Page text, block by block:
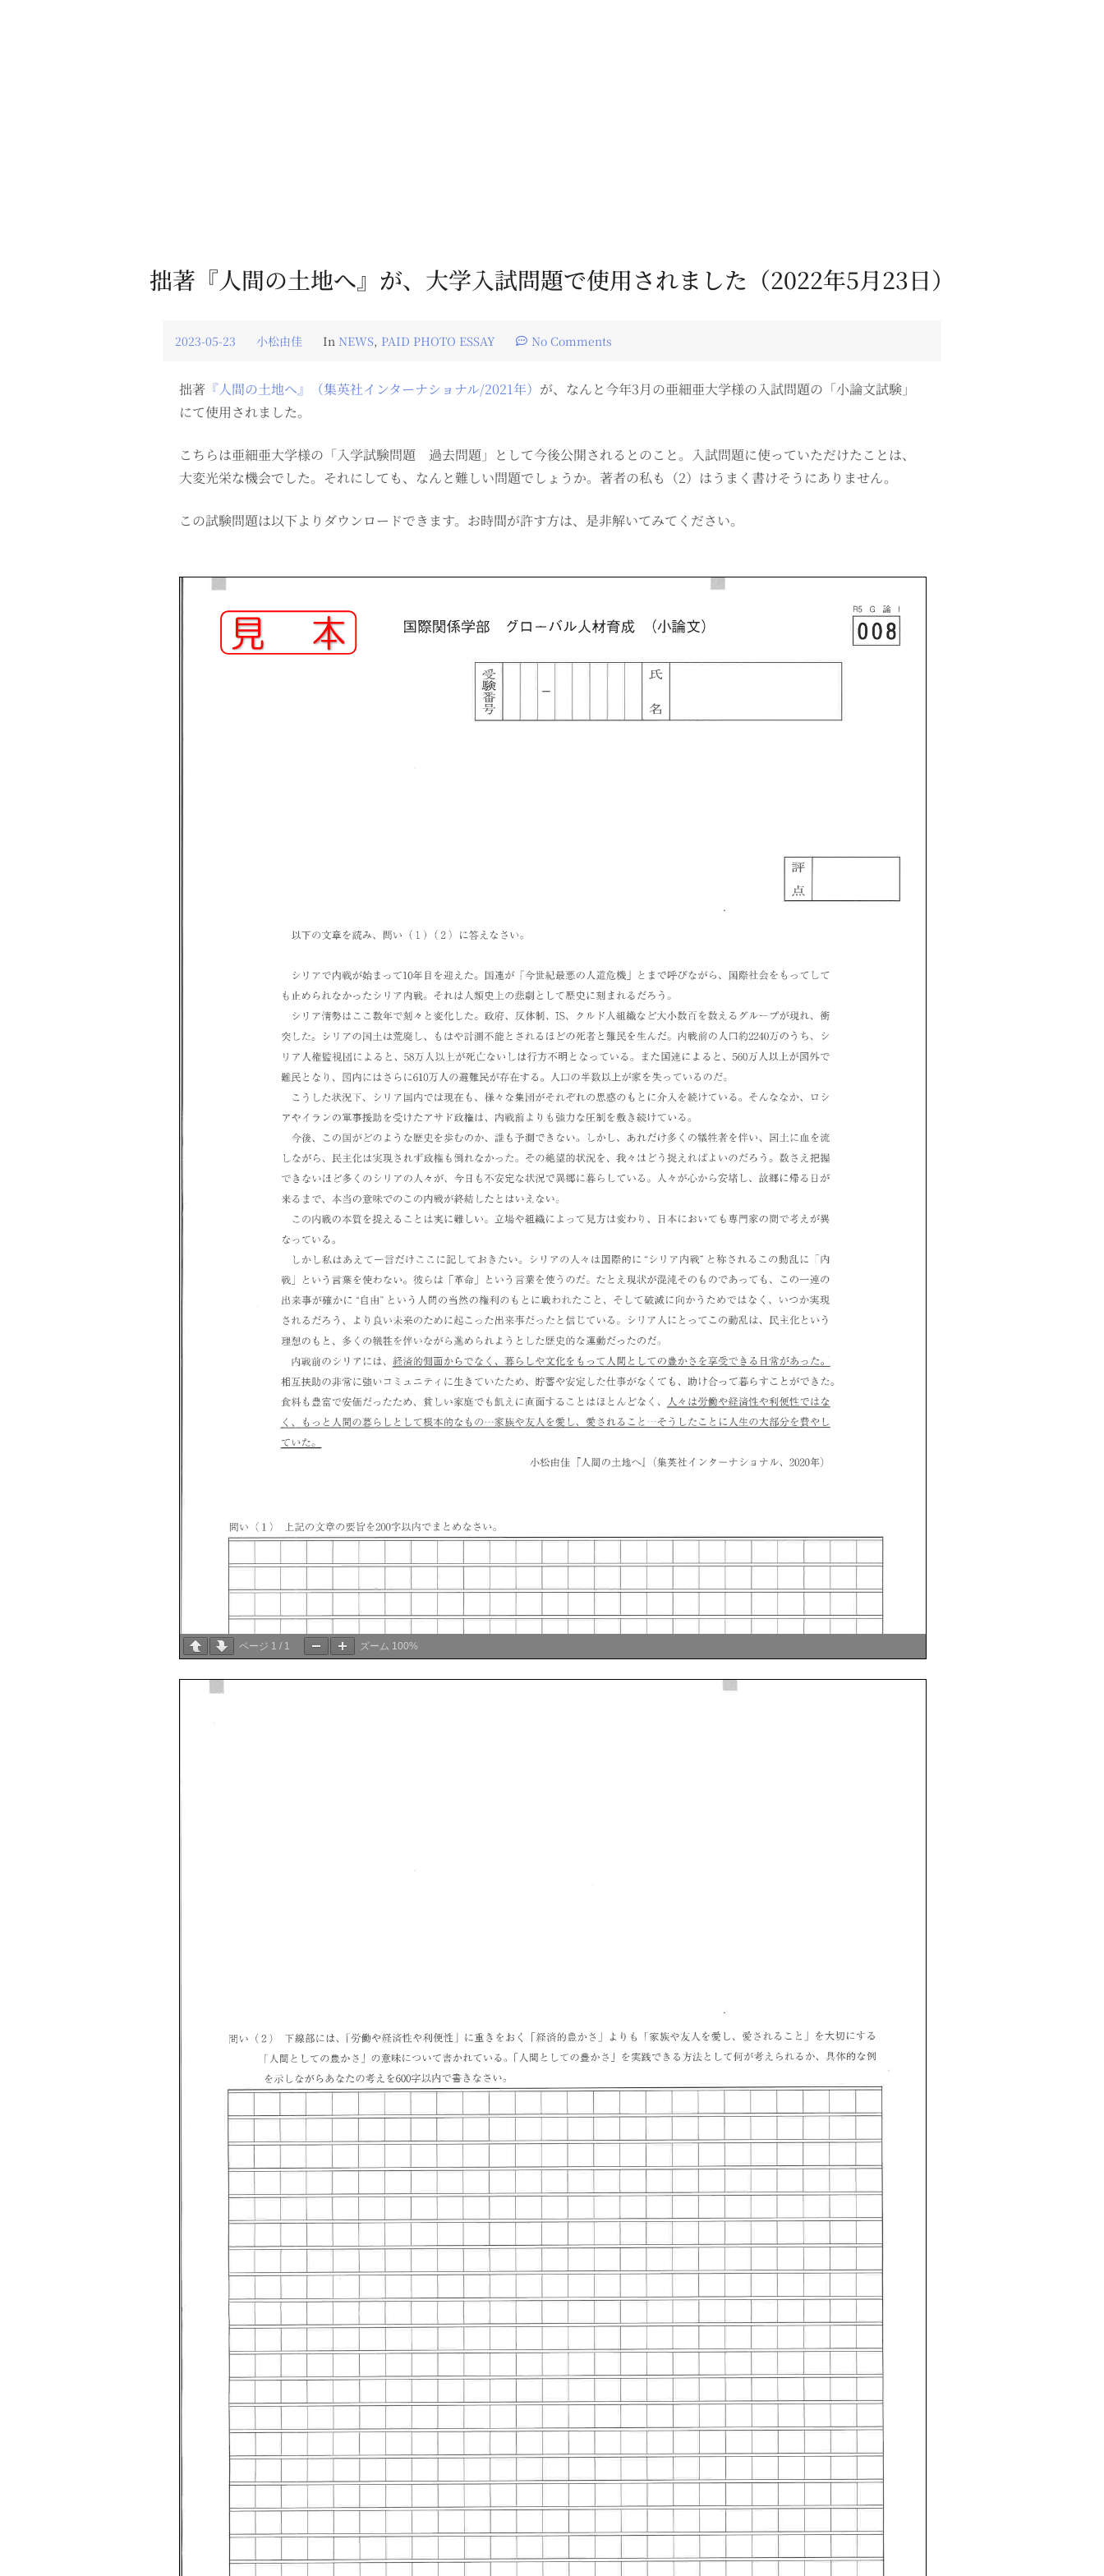
拙著『人間の土地へ』が、大学入試問題で使用されました（2022年5月23日）
2023-05-23 小松由佳 In NEWS, PAID PHOTO ESSAY No Comments
拙著 『人間の土地へ』（集英社インターナショナル/2021年） が、なんと今年3月の亜細亜大学様の入試問題の「小論文試験」
にて使用されました。
こちらは亜細亜大学様の「入学試験問題 過去問題」として今後公開されるとのこと。入試問題に使っていただけたことは、
大変光栄な機会でした。それにしても、なんと難しい問題でしょうか。著者の私も（2）はうまく書けそうにありません。
この試験問題は以下よりダウンロードできます。お時間が許す方は、是非解いてみてください。
ページ 1 / 1 ズーム 100%